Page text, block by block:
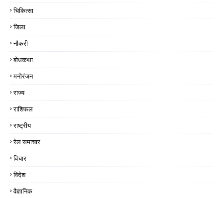
चिकित्सा
जिला
नौकरी
बोधकथा
मनोरंजन
राज्य
राशिफल
राष्ट्रीय
रेल समाचार
विचार
विदेश
वैज्ञानिक